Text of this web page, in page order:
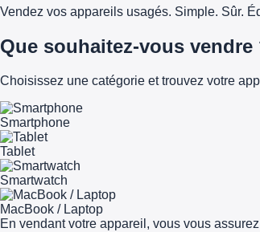
Vendez vos appareils usagés. Simple. Sûr.
Que souhaitez-vous vendre
Choisissez une catégorie et trouvez votre
Smartphone
Tablet
Smartwatch
MacBook / Laptop
En vendant votre appareil, vous vous